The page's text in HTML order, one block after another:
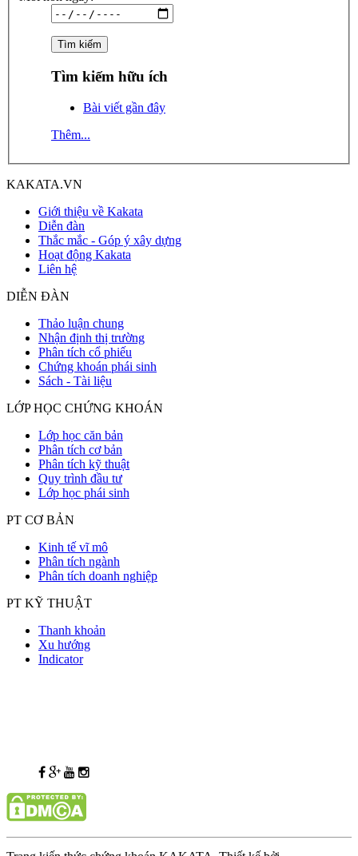
Tìm kiếm hữu ích
Bài viết gần đây
Thêm...
KAKATA.VN
Giới thiệu về Kakata
Diễn đàn
Thắc mắc - Góp ý xây dựng
Hoạt động Kakata
Liên hệ
DIỄN ĐÀN
Thảo luận chung
Nhận định thị trường
Phân tích cổ phiếu
Chứng khoán phái sinh
Sách - Tài liệu
LỚP HỌC CHỨNG KHOÁN
Lớp học căn bản
Phân tích cơ bản
Phân tích kỹ thuật
Quy trình đầu tư
Lớp học phái sinh
PT CƠ BẢN
Kinh tế vĩ mô
Phân tích ngành
Phân tích doanh nghiệp
PT KỸ THUẬT
Thanh khoản
Xu hướng
Indicator